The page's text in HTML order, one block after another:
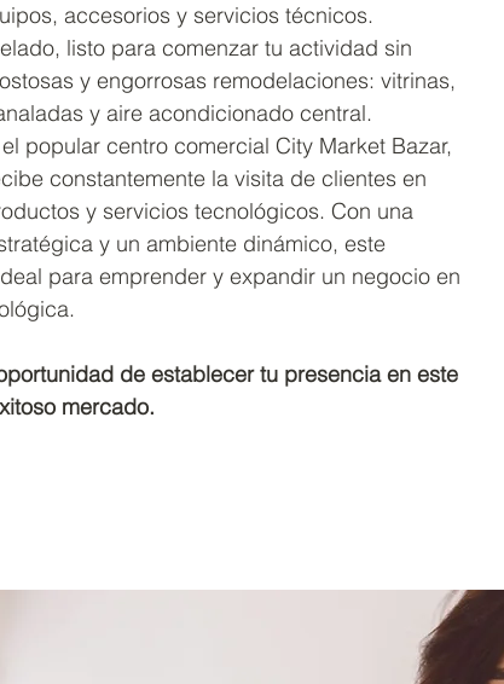
accesorios y servicios técnicos.
listo para comenzar tu actividad sin
y engorrosas remodelaciones: vitrinas,
y aire acondicionado central.
popular centro comercial City Market Bazar,
constantemente la visita de clientes en
y servicios tecnológicos. Con una
y un ambiente dinámico, este
para emprender y expandir un negocio en
de establecer tu presencia en este
mercado.